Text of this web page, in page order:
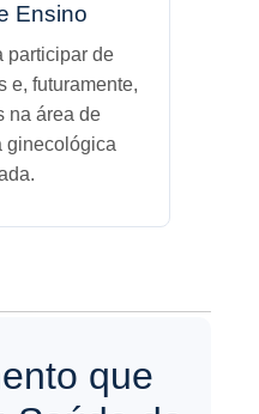
Ensino
participar de
e, futuramente,
na área de
ginecológica
que